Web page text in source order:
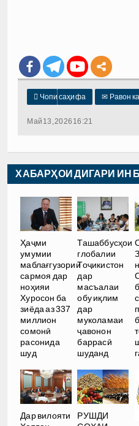
 Чопи саҳифа ✉ Равон
Май 13, 2026 16:21
ХАБАРҲОИ ДИГАРИ ИН
Ҳаҷми
умумии
маблағгузории
сармоя дар
ноҳияи
Хуросон ба
зиёда аз 337
миллион
сомонӣ
расонида
шуд
Ташаббусҳои
глобалии
Тоҷикистон
дар
масъалаи
обу иқлим
дар
муколамаи
ҷавонон
баррасӣ
шуданд
Дар вилояти
РУШДИ